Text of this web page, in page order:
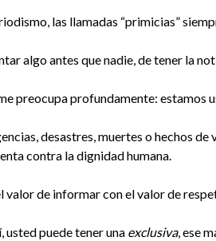
las llamadas “primicias”
algo antes que nadie, de tener la
preocupa profundamente: estamos
desastres, muertes o hechos
contra la dignidad humana.
valor de informar con el valor de
usted puede tener una exclusiva, ese